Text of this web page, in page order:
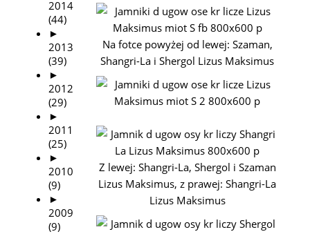
Na fotce powyżej od lewej: Szaman,
Shangri-La i Shergol Lizus Maksimus
Z lewej: Shangri-La, Shergol i Szaman
Lizus Maksimus, z prawej: Shangri-La
Lizus Maksimus
2014
(44)
►
2013
(39)
►
2012
(29)
►
2011
(25)
►
2010
(9)
►
2009
(9)